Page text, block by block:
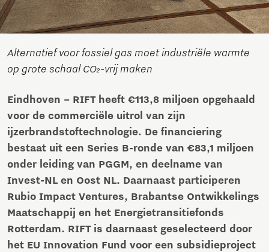
Alternatief voor fossiel gas moet industriële warmte
op grote schaal CO₂-vrij maken
Eindhoven – RIFT heeft €113,8 miljoen opgehaald
voor de commerciële uitrol van zijn
ijzerbrandstoftechnologie. De financiering
bestaat uit een Series B-ronde van €83,1 miljoen
onder leiding van PGGM, en deelname van
Invest-NL en Oost NL. Daarnaast participeren
Rubio Impact Ventures, Brabantse Ontwikkelings
Maatschappij en het Energietransitiefonds
Rotterdam. RIFT is daarnaast geselecteerd door
het EU Innovation Fund voor een subsidieproject